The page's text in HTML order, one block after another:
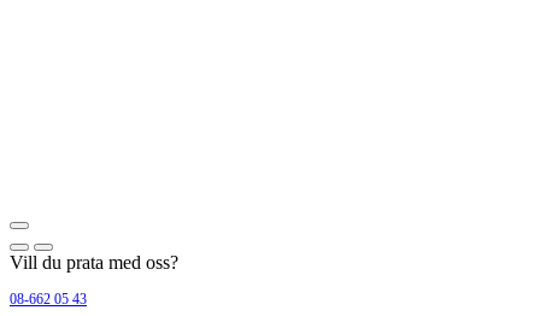
Vill du prata med oss?
08-662 05 43